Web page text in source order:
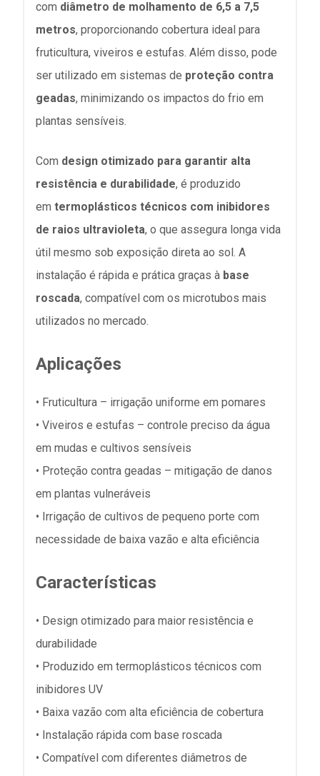
com diâmetro de molhamento de 6,5 a 7,5
metros, proporcionando cobertura ideal para
fruticultura, viveiros e estufas. Além disso, pode
ser utilizado em sistemas de proteção contra
geadas, minimizando os impactos do frio em
plantas sensíveis.
Com design otimizado para garantir alta
resistência e durabilidade, é produzido
em termoplásticos técnicos com inibidores
de raios ultravioleta, o que assegura longa vida
útil mesmo sob exposição direta ao sol. A
instalação é rápida e prática graças à base
roscada, compatível com os microtubos mais
utilizados no mercado.
Aplicações
• Fruticultura – irrigação uniforme em pomares
• Viveiros e estufas – controle preciso da água
em mudas e cultivos sensíveis
• Proteção contra geadas – mitigação de danos
em plantas vulneráveis
• Irrigação de cultivos de pequeno porte com
necessidade de baixa vazão e alta eficiência
Características
• Design otimizado para maior resistência e
durabilidade
• Produzido em termoplásticos técnicos com
inibidores UV
• Baixa vazão com alta eficiência de cobertura
• Instalação rápida com base roscada
• Compatível com diferentes diâmetros de